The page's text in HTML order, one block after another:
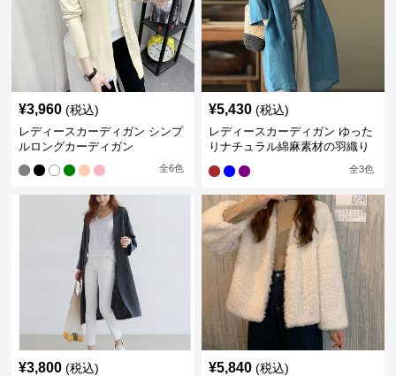
¥3,960 (税込)
レディースカーディガン シンプ
ルロングカーディガン
全6色
¥5,430 (税込)
レディースカーディガン ゆった
りナチュラル綿麻素材の羽織り
全3色
¥3,800 (税込) ¥5,840 (税込)